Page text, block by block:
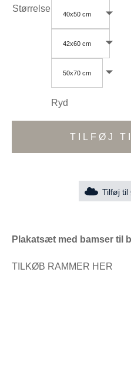
Størrelse
40x50 cm
42x60 cm
50x70 cm
Ryd
TILFØJ
Tilføj til
Plakatsæt med bamser til
TILKØB RAMMER HER